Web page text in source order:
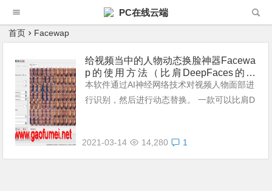
PC在线云端
首页 Facewap
给视频当中的人物动态换脸神器Facewa
p的使用方法（比肩DeepFaces的神
器）
本软件通过AI神经网络技术对视频人物面部进
行识别，然后进行动态替换。 一款可以比肩D
2021-03-14
14,280 1